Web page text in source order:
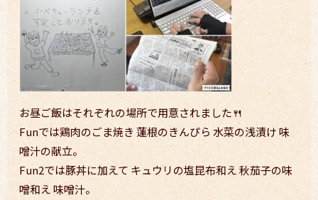
お昼ご飯はそれぞれの場所で用意されました🍴
Funでは鶏肉のごま焼き 蓮根のきんぴら 水菜の浅漬け 味
噌汁の献立。
Fun2では豚丼に加えて キュウリの塩昆布和え 秋茄子の味
噌和え 味噌汁。